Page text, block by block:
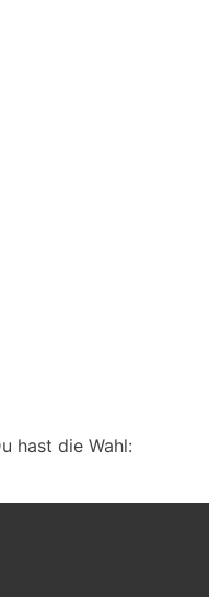
hast die Wahl: